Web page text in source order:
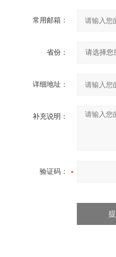
常用邮箱：
省份：
详细地址：
补充说明：
验证码：